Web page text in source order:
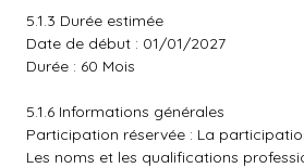
5.1.3 Durée estimée
Date de début : 01/01/2027
Durée : 60 Mois
5.1.6 Informations générales
Participation réservée : La
Les noms et les qualifications